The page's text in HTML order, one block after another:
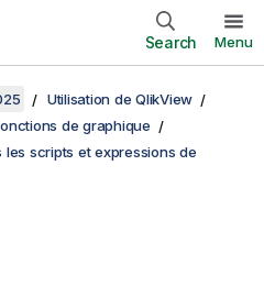
Search Menu
Utilisation de QlikView
de graphique
les scripts et expressions de